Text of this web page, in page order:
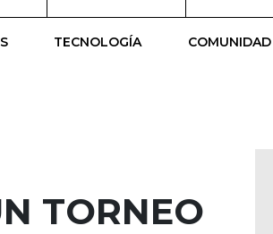
TECNOLOGÍA COMUNIDAD
TORNEO